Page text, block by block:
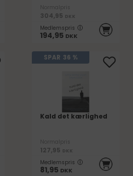
Normalpris
304,95 DKK
Medlemspris
194,95 DKK
SPAR 36 %
Kald det kærlighed
Normalpris
127,95 DKK
Medlemspris
81,95 DKK